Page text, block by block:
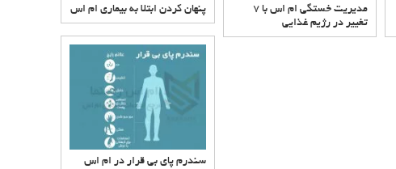
مدیریت خستگی ام اس با ۷
تغییر در رژیم غذایی
پنهان کردن ابتلا به بیماری ام اس
سندرم پای بی قرار در ام اس